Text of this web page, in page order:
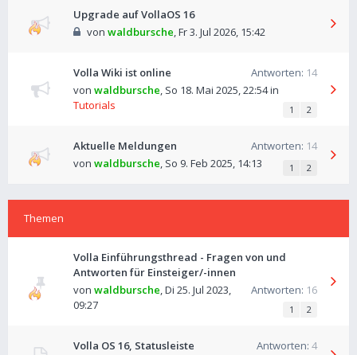
Upgrade auf VollaOS 16
von waldbursche,Fr 3. Jul 2026, 15:42
Volla Wiki ist online Antworten: 14
von waldbursche, So 18. Mai 2025, 22:54in
Tutorials
1 2
Aktuelle Meldungen Antworten: 14
von waldbursche, So 9. Feb 2025, 14:13 1 2
Themen
Volla Einführungsthread - Fragen von und
Antworten für Einsteiger/-innen
Antworten: 16
von waldbursche,Di 25. Jul 2023,
09:27
1 2
Volla OS 16, Statusleiste Antworten: 4